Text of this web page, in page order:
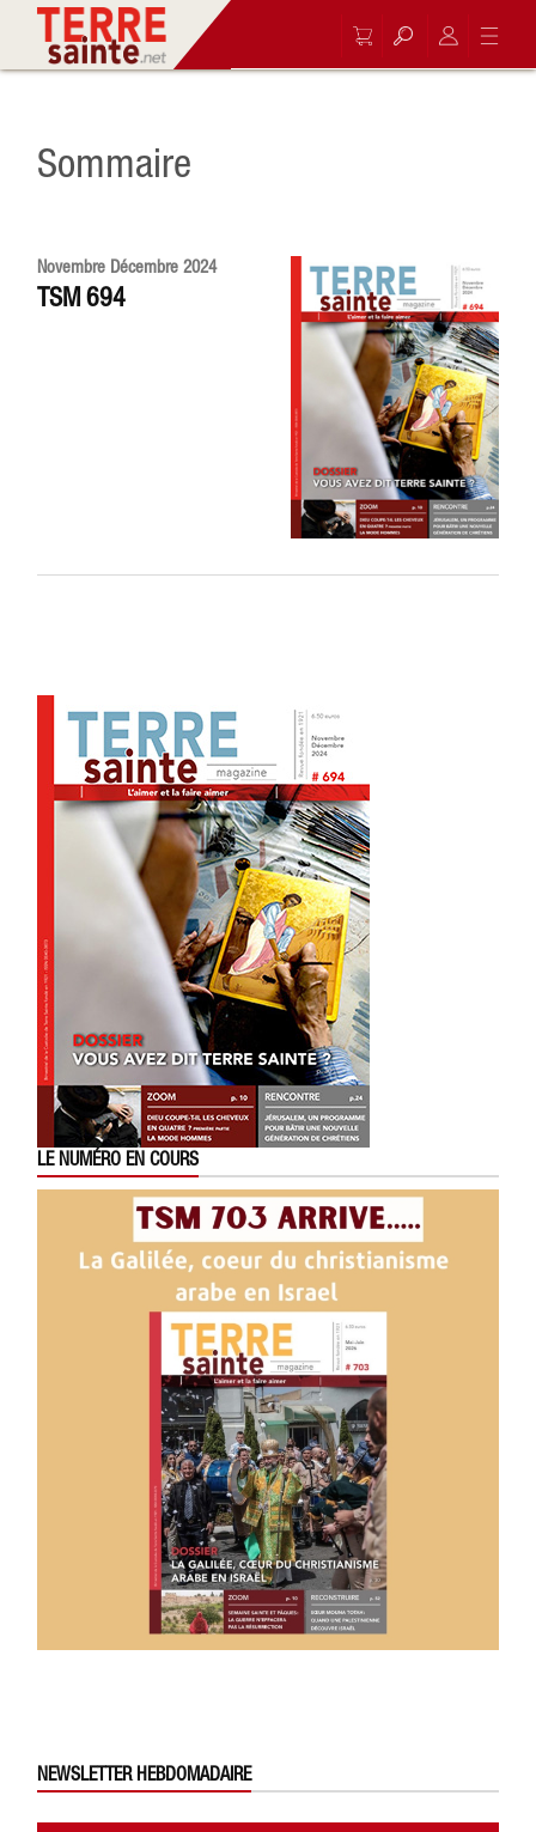
Sommaire
Novembre Décembre 2024
TSM 694
LE NUMÉRO EN COURS
NEWSLETTER HEBDOMADAIRE